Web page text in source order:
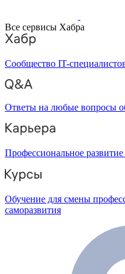
Все сервисы Хабра
Сообщество IT-
Ответы на любые вопросы
Профессиональное
Обучение для смены
саморазвития